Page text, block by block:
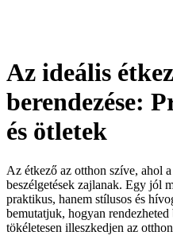
Az ideális
berendezése:
és ötletek
Az étkező az otthon szíve, ahol
beszélgetések zajlanak. Egy jól
praktikus, hanem stílusos és
bemutatjuk, hogyan
tökéletesen illeszkedjen az